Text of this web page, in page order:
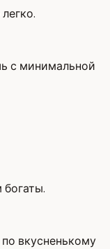
с минимальной
вкусненькому